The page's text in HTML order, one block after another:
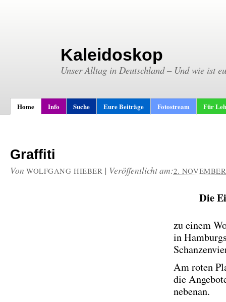
Kaleidoskop
Unser Alltag in Deutschland – Und wie ist
Home Info Suche Eure Beiträge Fotostream Für
Graffiti
Von WOLFGANG HIEBER | Veröffentlicht am:2.
Die
zu einem
in
Am roten
die
nebenan.